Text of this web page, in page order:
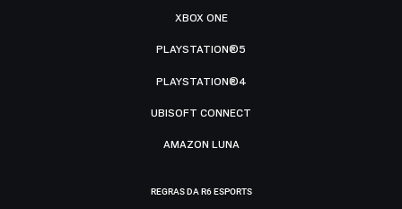
XBOX ONE
PLAYSTATION®5
PLAYSTATION®4
UBISOFT CONNECT
AMAZON LUNA
REGRAS DA R6 ESPORTS